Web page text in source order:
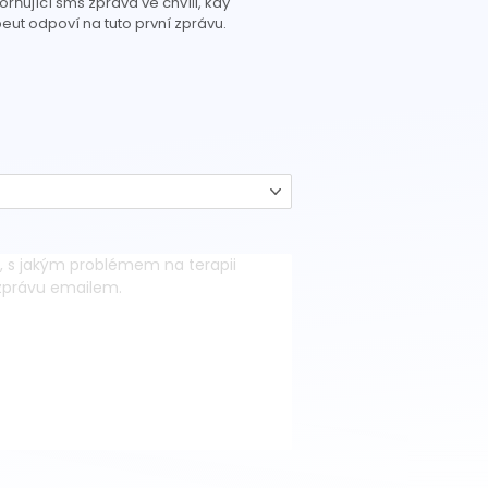
odpoví na tuto první zprávu.